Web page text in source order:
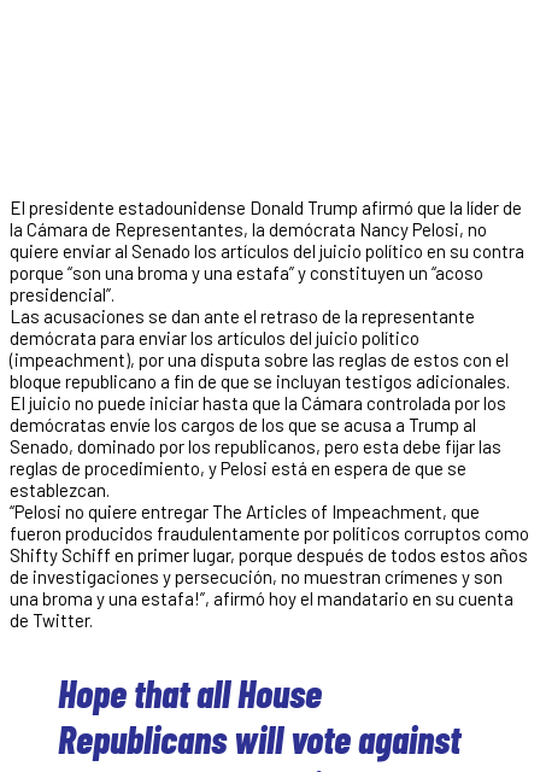
El presidente estadounidense Donald Trump afirmó que la líder de
la Cámara de Representantes, la demócrata Nancy Pelosi, no
quiere enviar al Senado los artículos del juicio político en su contra
porque “son una broma y una estafa” y constituyen un “acoso
presidencial”.
Las acusaciones se dan ante el retraso de la representante
demócrata para enviar los artículos del juicio político
(impeachment), por una disputa sobre las reglas de estos con el
bloque republicano a fin de que se incluyan testigos adicionales.
El juicio no puede iniciar hasta que la Cámara controlada por los
demócratas envíe los cargos de los que se acusa a Trump al
Senado, dominado por los republicanos, pero esta debe fijar las
reglas de procedimiento, y Pelosi está en espera de que se
establezcan.
“Pelosi no quiere entregar The Articles of Impeachment, que
fueron producidos fraudulentamente por políticos corruptos como
Shifty Schiff en primer lugar, porque después de todos estos años
de investigaciones y persecución, no muestran crímenes y son
una broma y una estafa!”, afirmó hoy el mandatario en su cuenta
de Twitter.
Hope that all House
Republicans will vote against